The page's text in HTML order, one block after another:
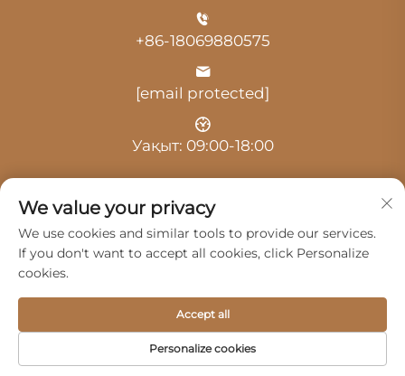
+86-18069880575
[email protected]
Уақыт: 09:00-18:00
© 2025, Ханчжоу Гуанцзи Автокөлік Қызметі
Барлық құқық қорғалған -
Продукциялар Қызмет
Біздің туралы
Бізбен хабарласыңы
We value your privacy
We use cookies and similar tools to provide our services.
If you don't want to accept all cookies, click Personalize
cookies.
Personalize cookies
Accept all